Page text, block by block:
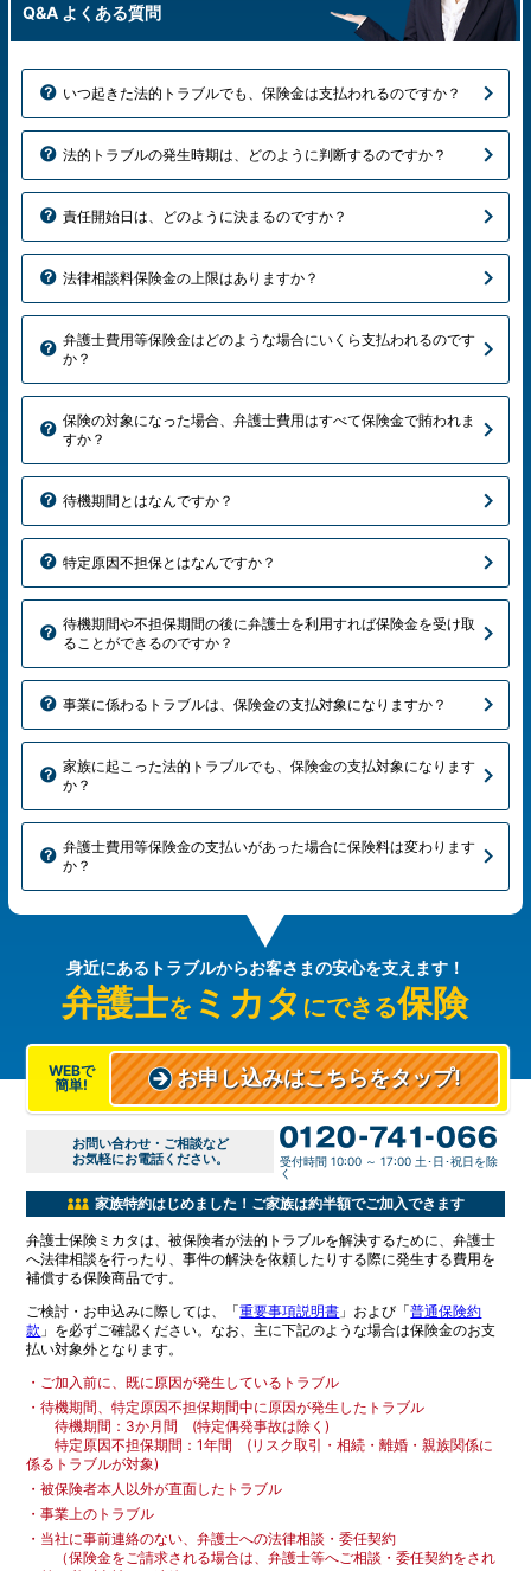
Q&A よくある質問
いつ起きた法的トラブルでも、保険金は支払われるのですか？
法的トラブルの発生時期は、どのように判断するのですか？
責任開始日は、どのように決まるのですか？
法律相談料保険金の上限はありますか？
弁護士費用等保険金はどのような場合にいくら支払われるのです
か？
保険の対象になった場合、弁護士費用はすべて保険金で賄われま
すか？
待機期間とはなんですか？
特定原因不担保とはなんですか？
待機期間や不担保期間の後に弁護士を利用すれば保険金を受け取
ることができるのですか？
事業に係わるトラブルは、保険金の支払対象になりますか？
家族に起こった法的トラブルでも、保険金の支払対象になります
か？
弁護士費用等保険金の支払いがあった場合に保険料は変わります
か？
身近にあるトラブルからお客さまの安心を支えます！
弁護士を ミカタ にできる保険
WEBで
簡単!
お申し込みはこちらをタップ!
お問い合わせ・ご相談など
お気軽にお電話ください。
受付時間 10:00 ～ 17:00 土･日･祝日を除
く
家族特約はじめました！ご家族は約半額でご加入できます
弁護士保険ミカタは、被保険者が法的トラブルを解決するために、弁護士
へ法律相談を行ったり、事件の解決を依頼したりする際に発生する費用を
補償する保険商品です。
ご検討・お申込みに際しては、「重要事項説明書 」および「普通保険約
款 」を必ずご確認ください。なお、主に下記のような場合は保険金のお支
払い対象外となります。
・ ご加入前に、既に原因が発生しているトラブル
・待機期間、特定原因不担保期間中に原因が発生したトラブル
待機期間：3か月間 (特定偶発事故は除く)
特定原因不担保期間：1年間 (リスク取引・相続・離婚・親族関係に
係るトラブルが対象)
・被保険者本人以外が直面したトラブル
・事業上のトラブル
・ 当社に事前連絡のない、弁護士への法律相談・委任契約
（保険金をご請求される場合は、弁護士等へご相談・委任契約をされ